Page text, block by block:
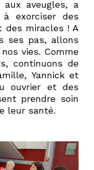
aux aveugles, a
exorciser des
miracles ! A
ses pas, allons
vies. Comme
continuons de
Yannick et
ouvrier et des
prendre soin
leur santé.